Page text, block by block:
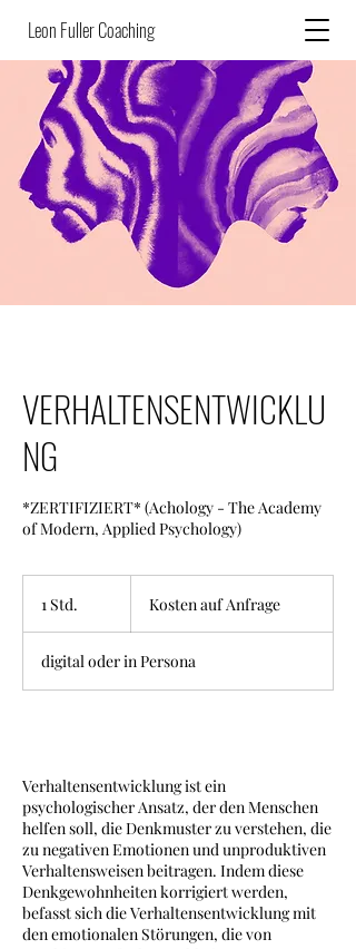
Leon Fuller Coaching
VERHALTENSENTWICKLU
NG
*ZERTIFIZIERT* (Achology - The Academy
of Modern, Applied Psychology)
1 Std.
d
Anfrage
Kosten auf Anfrage
digital oder in Persona
Verhaltensentwicklung ist ein
psychologischer Ansatz, der den Menschen
helfen soll, die Denkmuster zu verstehen, die
zu negativen Emotionen und unproduktiven
Verhaltensweisen beitragen. Indem diese
Denkgewohnheiten korrigiert werden,
befasst sich die Verhaltensentwicklung mit
den emotionalen Störungen, die von